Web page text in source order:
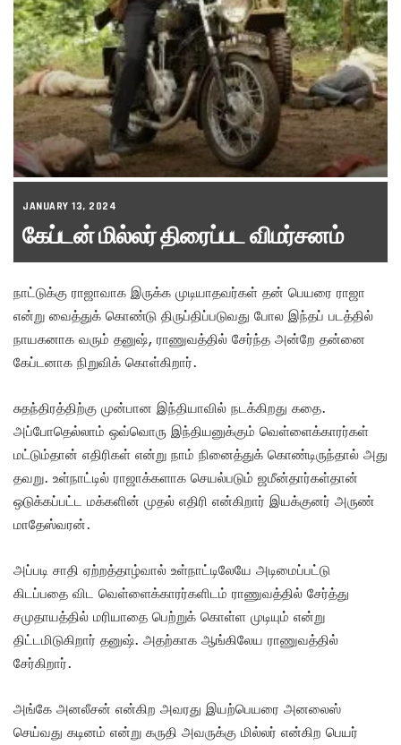
JANUARY 13, 2024
கேப்டன் மில்லர் திரைப்பட விமர்சனம்
நாட்டுக்கு ராஜாவாக இருக்க முடியாதவர்கள் தன் பெயரை ராஜா
என்று வைத்துக் கொண்டு திருப்திப்படுவது போல இந்தப் படத்தில்
நாயகனாக வரும் தனுஷ், ராணுவத்தில் சேர்ந்த அன்றே தன்னை
கேப்டனாக நிறுவிக் கொள்கிறார்.
சுதந்திரத்திற்கு முன்பான இந்தியாவில் நடக்கிறது கதை.
அப்போதெல்லாம் ஒவ்வொரு இந்தியனுக்கும் வெள்ளைக்காரர்கள்
மட்டும்தான் எதிரிகள் என்று நாம் நினைத்துக் கொண்டிருந்தால் அது
தவறு. உள்நாட்டில் ராஜாக்களாக செயல்படும் ஜமீன்தார்கள்தான்
ஒடுக்கப்பட்ட மக்களின் முதல் எதிரி என்கிறார் இயக்குனர் அருண்
மாதேஸ்வரன்.
அப்படி சாதி ஏற்றத்தாழ்வால் உள்நாட்டிலேயே அடிமைப்பட்டு
கிடப்பதை விட வெள்ளைக்காரர்களிடம் ராணுவத்தில் சேர்த்து
சமுதாயத்தில் மரியாதை பெற்றுக் கொள்ள முடியும் என்று
திட்டமிடுகிறார் தனுஷ். அதற்காக ஆங்கிலேய ராணுவத்தில்
சேர்கிறார்.
அங்கே அனலீசன் என்கிற அவரது இயற்பெயரை அனலைஸ்
செய்வது கடினம் என்று கருதி அவருக்கு மில்லர் என்கிற பெயர்